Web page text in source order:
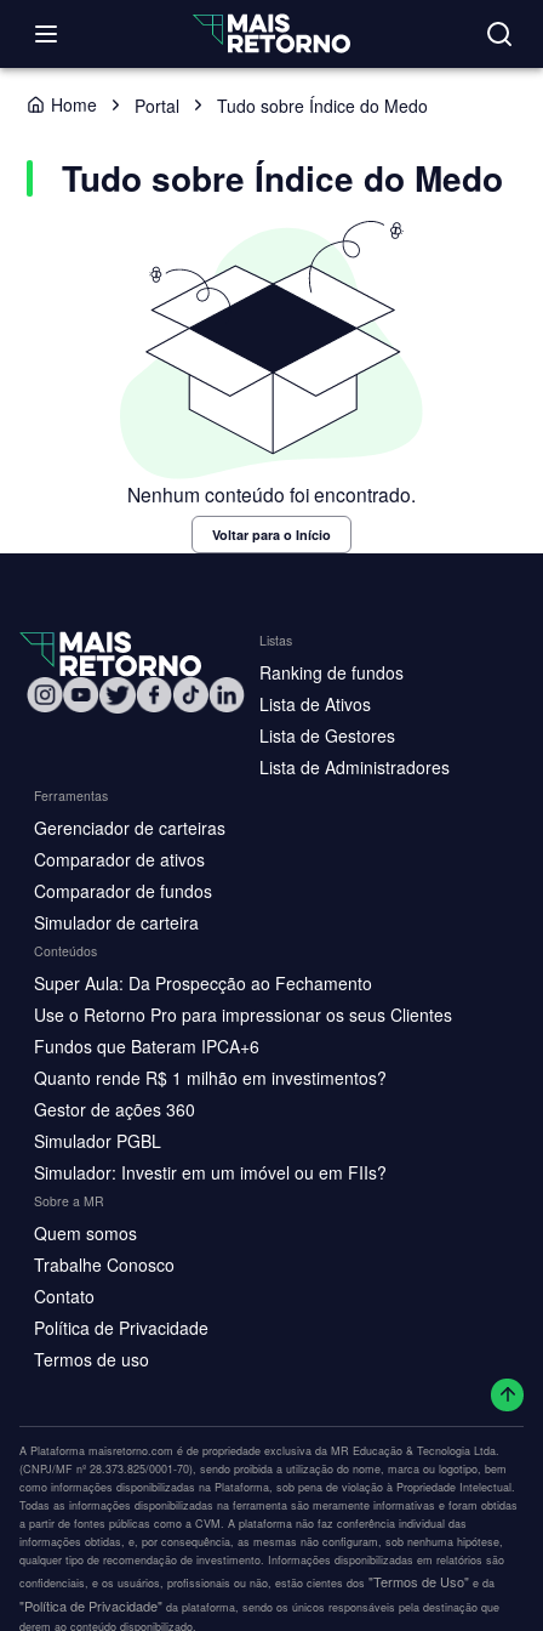
Home Portal Tudo sobre Índice do Medo
Tudo sobre Índice do Medo
Nenhum conteúdo foi encontrado.
Voltar para o Início
Listas
Ranking de fundos
Lista de Ativos
Lista de Gestores
Lista de Administradores
Ferramentas
Gerenciador de carteiras
Comparador de ativos
Comparador de fundos
Simulador de carteira
Conteúdos
Super Aula: Da Prospecção ao Fechamento
Use o Retorno Pro para impressionar os seus Clientes
Fundos que Bateram IPCA+6
Quanto rende R$ 1 milhão em investimentos?
Gestor de ações 360
Simulador PGBL
Simulador: Investir em um imóvel ou em FIIs?
Sobre a MR
Quem somos
Trabalhe Conosco
Contato
Política de Privacidade
Termos de uso
A Plataforma maisretorno.com é de propriedade exclusiva da MR Educação & Tecnologia Ltda.
(CNPJ/MF nº 28.373.825/0001-70), sendo proibida a utilização do nome, marca ou logotipo, bem
como informações disponibilizadas na Plataforma, sob pena de violação à Propriedade Intelectual.
Todas as informações disponibilizadas na ferramenta são meramente informativas e foram obtidas
a partir de fontes públicas como a CVM. A plataforma não faz conferência individual das
informações obtidas, e, por consequência, as mesmas não configuram, sob nenhuma hipótese,
qualquer tipo de recomendação de investimento. Informações disponibilizadas em relatórios são
confidenciais, e os usuários, profissionais ou não, estão cientes dos "Termos de Uso" e da
"Política de Privacidade" da plataforma, sendo os únicos responsáveis pela destinação que
derem ao conteúdo disponibilizado.